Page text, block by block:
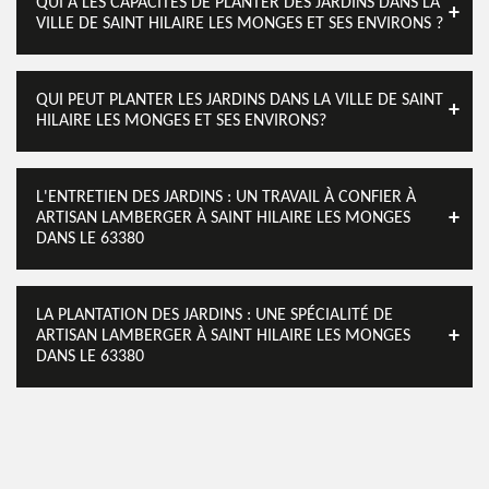
VILLE DE SAINT HILAIRE LES MONGES ET SES ENVIRONS ?
QUI PEUT PLANTER LES JARDINS DANS LA VILLE DE SAINT
HILAIRE LES MONGES ET SES ENVIRONS?
L'ENTRETIEN DES JARDINS : UN TRAVAIL À CONFIER À
ARTISAN LAMBERGER À SAINT HILAIRE LES MONGES
DANS LE 63380
LA PLANTATION DES JARDINS : UNE SPÉCIALITÉ DE
ARTISAN LAMBERGER À SAINT HILAIRE LES MONGES
DANS LE 63380